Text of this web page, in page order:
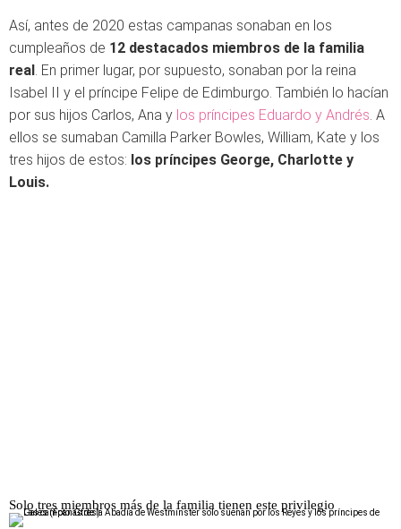
Así, antes de 2020 estas campanas sonaban en los
cumpleaños de 12 destacados miembros de la familia
real. En primer lugar, por supuesto, sonaban por la reina
Isabel II y el príncipe Felipe de Edimburgo. También lo hacían
por sus hijos Carlos, Ana y los príncipes Eduardo y Andrés. A
ellos se sumaban Camilla Parker Bowles, William, Kate y los
tres hijos de estos: los príncipes George, Charlotte y
Louis.
Solo tres miembros más de la familia tienen este privilegio